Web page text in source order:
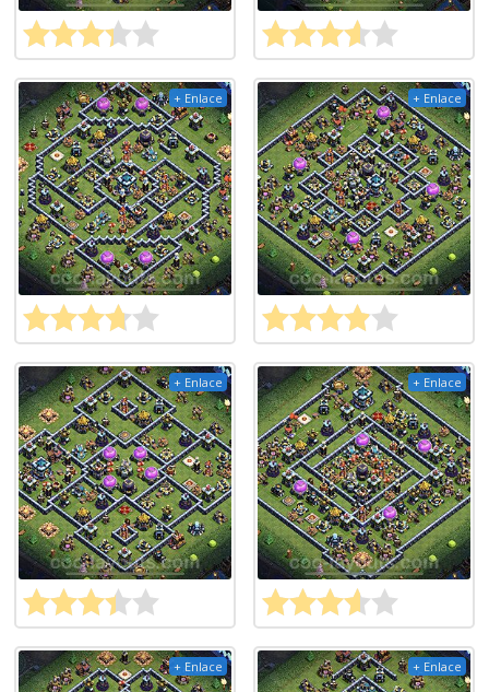
+ Enlace + Enlace
+ Enlace + Enlace
+ Enlace + Enlace